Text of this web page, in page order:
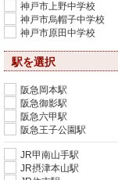
神戸市上野中学校
神戸市烏帽子中学校
神戸市原田中学校
駅を選択
阪急岡本駅
阪急御影駅
阪急六甲駅
阪急王子公園駅
JR甲南山手駅
JR摂津本山駅